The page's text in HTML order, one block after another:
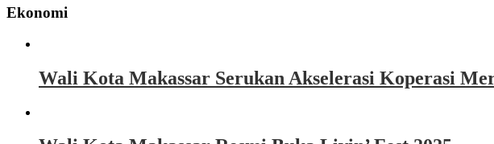
Ekonomi
Wali Kota Makassar Serukan Akselerasi Koperasi